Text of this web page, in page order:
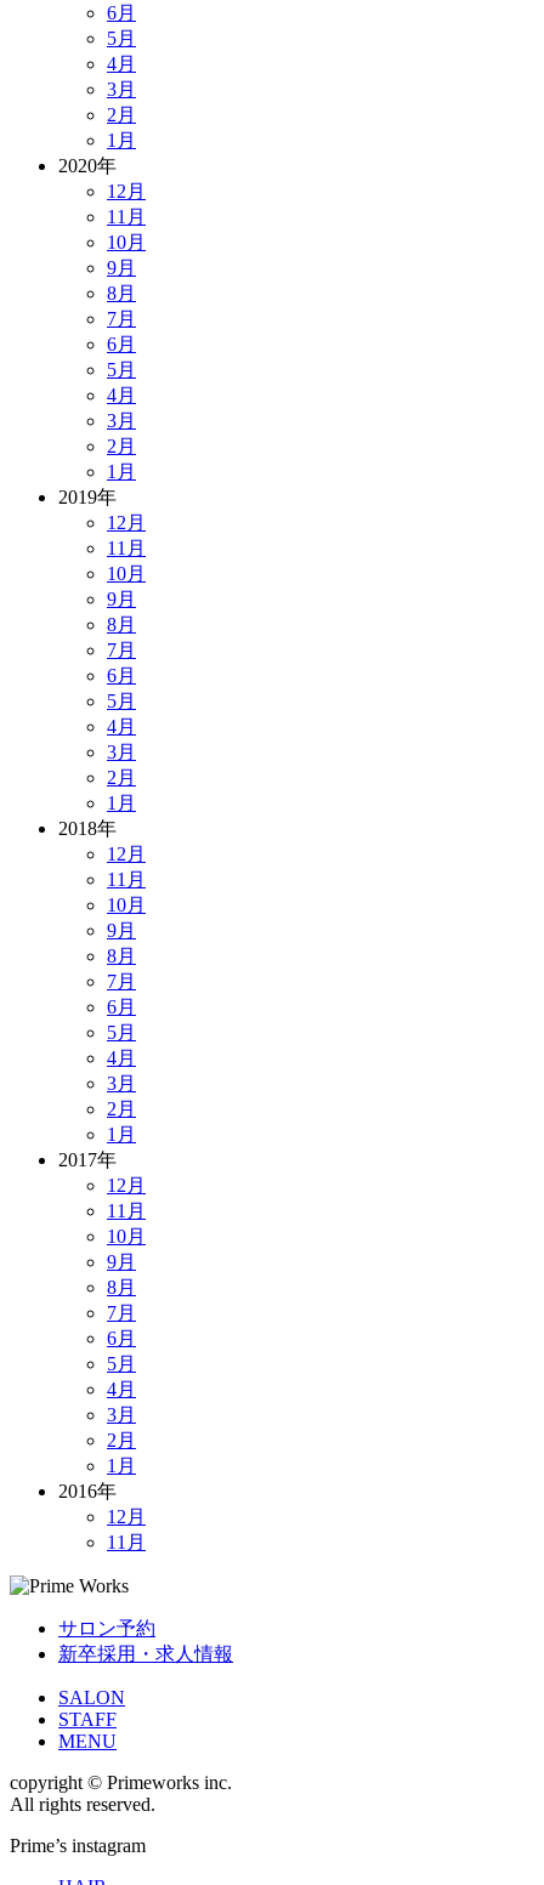
6月
5月
4月
3月
2月
1月
2020年
12月
11月
10月
9月
8月
7月
6月
5月
4月
3月
2月
1月
2019年
12月
11月
10月
9月
8月
7月
6月
5月
4月
3月
2月
1月
2018年
12月
11月
10月
9月
8月
7月
6月
5月
4月
3月
2月
1月
2017年
12月
11月
10月
9月
8月
7月
6月
5月
4月
3月
2月
1月
2016年
12月
11月
サロン予約
新卒採用・求人情報
SALON
STAFF
MENU
copyright © Primeworks inc.
All rights reserved.
Prime’s instagram